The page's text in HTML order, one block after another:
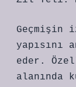
Geçmişin
yapısını
eder.
alanında